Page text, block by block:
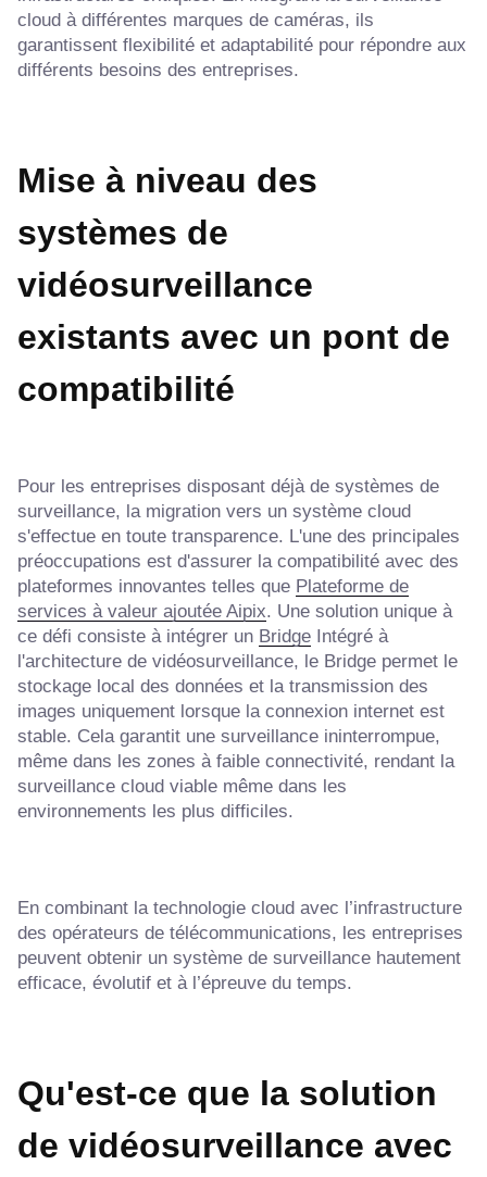
cloud à différentes marques de caméras, ils
garantissent flexibilité et adaptabilité pour répondre aux
différents besoins des entreprises.
Mise à niveau des
systèmes de
vidéosurveillance
existants avec un pont de
compatibilité
Pour les entreprises disposant déjà de systèmes de
surveillance, la migration vers un système cloud
s'effectue en toute transparence. L'une des principales
préoccupations est d'assurer la compatibilité avec des
plateformes innovantes telles que Plateforme de
services à valeur ajoutée Aipix. Une solution unique à
ce défi consiste à intégrer un Bridge Intégré à
l'architecture de vidéosurveillance, le Bridge permet le
stockage local des données et la transmission des
images uniquement lorsque la connexion internet est
stable. Cela garantit une surveillance ininterrompue,
même dans les zones à faible connectivité, rendant la
surveillance cloud viable même dans les
environnements les plus difficiles.
En combinant la technologie cloud avec l’infrastructure
des opérateurs de télécommunications, les entreprises
peuvent obtenir un système de surveillance hautement
efficace, évolutif et à l’épreuve du temps.
Qu'est-ce que la solution
de vidéosurveillance avec